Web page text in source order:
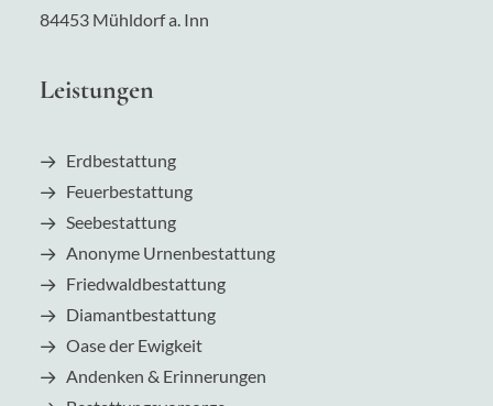
84453 Mühldorf a. Inn
Leistungen
Erdbestattung
Feuerbestattung
Seebestattung
Anonyme Urnenbestattung
Friedwaldbestattung
Diamantbestattung
Oase der Ewigkeit
Andenken & Erinnerungen